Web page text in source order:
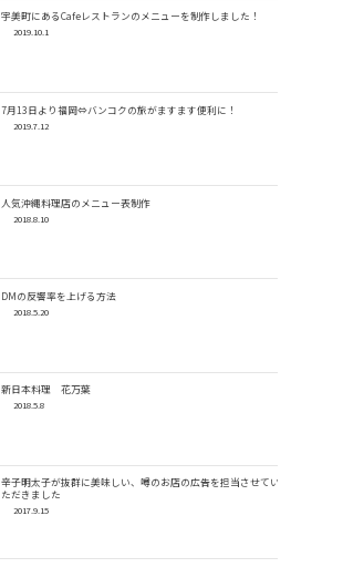
宇美町にあるCafeレストランのメニューを制作しました！
2019.10.1
7月13日より福岡⇔バンコクの旅がますます便利に！
2019.7.12
人気沖縄料理店のメニュー表制作
2018.8.10
DMの反響率を上げる方法
2018.5.20
新日本料理 花万葉
2018.5.8
辛子明太子が抜群に美味しい、噂のお店の広告を担当させてい
ただきました
2017.9.15